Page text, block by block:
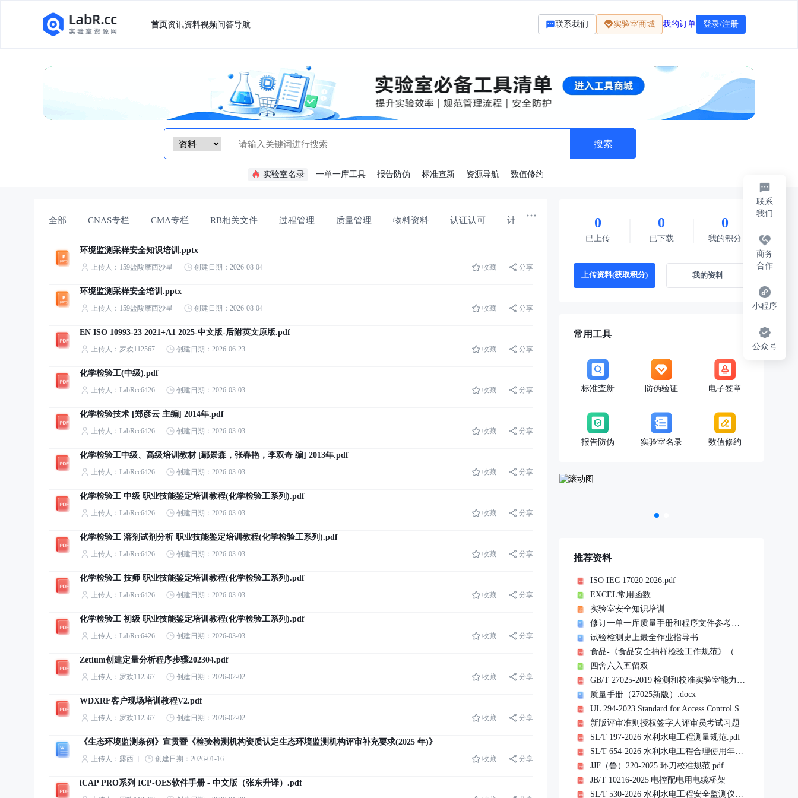
首页资讯资料视频问答导航 联系我们 实验室商城 我的订单 登录/注册
实验室名录 一单一库工具 报告防伪 标准查新 资源导航 数值修约
全部 CNAS专栏 CMA专栏 RB相关文件 过程管理 质量管理 物料资料 认证认可 计量 法律法规 题库资料 每日限免
环境监测采样安全知识培训.pptx
上传人：159盐酸摩西沙星 创建日期：2026-08-04 收藏 分享
环境监测采样安全培训.pptx
上传人：159盐酸摩西沙星 创建日期：2026-08-04 收藏 分享
EN ISO 10993-23 2021+A1 2025-中文版-后附英文原版.pdf
上传人：罗欢112567 创建日期：2026-06-23 收藏 分享
化学检验工(中级).pdf
上传人：LabRcc6426 创建日期：2026-03-03 收藏 分享
化学检验技术 [郑彦云 主编] 2014年.pdf
上传人：LabRcc6426 创建日期：2026-03-03 收藏 分享
化学检验工中级、高级培训教材 [鄢景森，张春艳，李双奇 编] 2013年.pdf
上传人：LabRcc6426 创建日期：2026-03-03 收藏 分享
化学检验工 中级 职业技能鉴定培训教程(化学检验工系列).pdf
上传人：LabRcc6426 创建日期：2026-03-03 收藏 分享
化学检验工 溶剂试剂分析 职业技能鉴定培训教程(化学检验工系列).pdf
上传人：LabRcc6426 创建日期：2026-03-03 收藏 分享
化学检验工 技师 职业技能鉴定培训教程(化学检验工系列).pdf
上传人：LabRcc6426 创建日期：2026-03-03 收藏 分享
化学检验工 初级 职业技能鉴定培训教程(化学检验工系列).pdf
上传人：LabRcc6426 创建日期：2026-03-03 收藏 分享
Zetium创建定量分析程序步骤202304.pdf
上传人：罗欢112567 创建日期：2026-02-02 收藏 分享
WDXRF客户现场培训教程V2.pdf
上传人：罗欢112567 创建日期：2026-02-02 收藏 分享
《生态环境监测条例》宣贯暨《检验检测机构资质认定生态环境监测机构评审补充要求(2025 年)》考试试卷
上传人：露西 创建日期：2026-01-16 收藏 分享
iCAP PRO系列 ICP-OES软件手册 - 中文版（张东升译）.pdf
0
已上传
0
已下载
0
我的积分
上传资料(获取积分) 我的资料
常用工具
标准查新 防伪验证 电子签章
报告防伪 实验室名录 数值修约
推荐资料
ISO IEC 17020 2026.pdf
EXCEL常用函数
实验室安全知识培训
修订一单一库质量手册和程序文件参考文件
试验检测史上最全作业指导书
食品-《食品安全抽样检验工作规范》（市监食检发〔2023〕76 号）20240101实施
四舍六入五留双
GB/T 27025-2019|检测和校准实验室能力的通用要求
质量手册（27025新版）.docx
UL 294-2023 Standard for Access Control System Units.pdf
新版评审准则授权签字人评审员考试习题
SL∕T 197-2026 水利水电工程测量规范.pdf
SL∕T 654-2026 水利水电工程合理使用年限及耐久性设计规范.pdf
JJF（鲁）220-2025 环刀校准规范.pdf
JB/T 10216-2025|电控配电用电缆桥架
SL∕T 530-2026 水利水电工程安全监测仪器检验与安装规范(扫描版).pdf
联系
我们
商务
合作
小程序
公众号